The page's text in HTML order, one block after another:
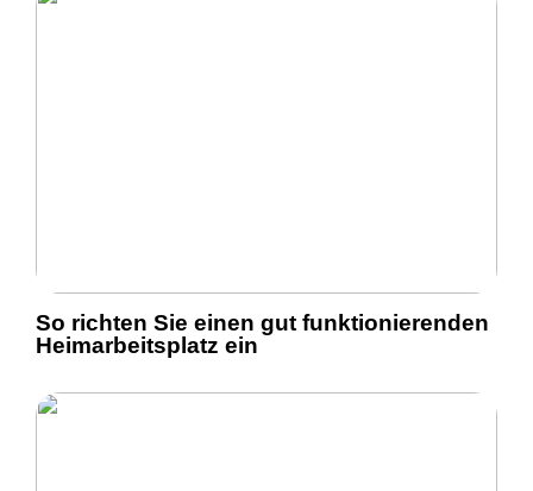
So richten Sie einen gut funktionierenden
Heimarbeitsplatz ein